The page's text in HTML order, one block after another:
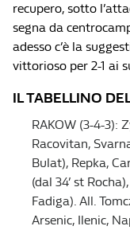
recupero, sotto
segna da
adesso c’è la
vittorioso per 2-1 ai
IL TABELLINO
RAKOW (3-4-3):
Racovitan,
Bulat), Repka,
(dal 34’ st
Fadiga). All.
Arsenic, Ilenic,